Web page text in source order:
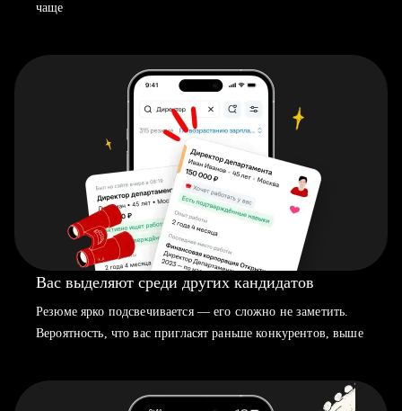
чаще
Вас выделяют среди других кандидатов
Резюме ярко подсвечивается — его сложно не заметить.
Вероятность, что вас пригласят раньше конкурентов, выше